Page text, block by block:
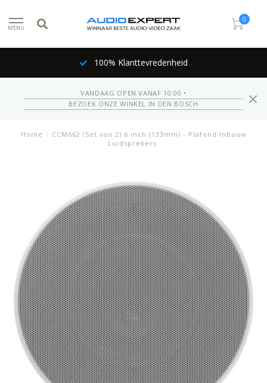
MENU
0
100% Klanttevredenheid
VANDAAG OPEN VANAF 10:00 •
BEZOEK ONZE WINKEL IN DEN BOSCH
Home / CCM662 (Set van 2) 6 inch (133mm) - Plafond Inbouw
Luidsprekers